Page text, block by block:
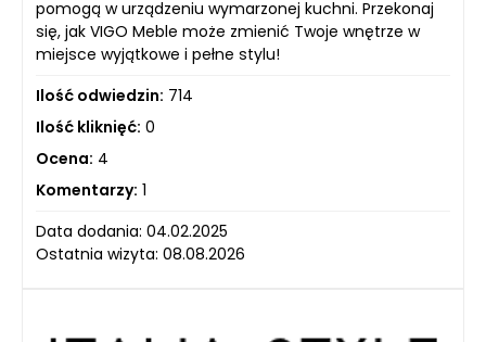
pomogą w urządzeniu wymarzonej kuchni. Przekonaj
się, jak VIGO Meble może zmienić Twoje wnętrze w
miejsce wyjątkowe i pełne stylu!
Ilość odwiedzin: 714
Ilość kliknięć: 0
Ocena: 4
Komentarzy: 1
Data dodania: 04.02.2025
Ostatnia wizyta: 08.08.2026